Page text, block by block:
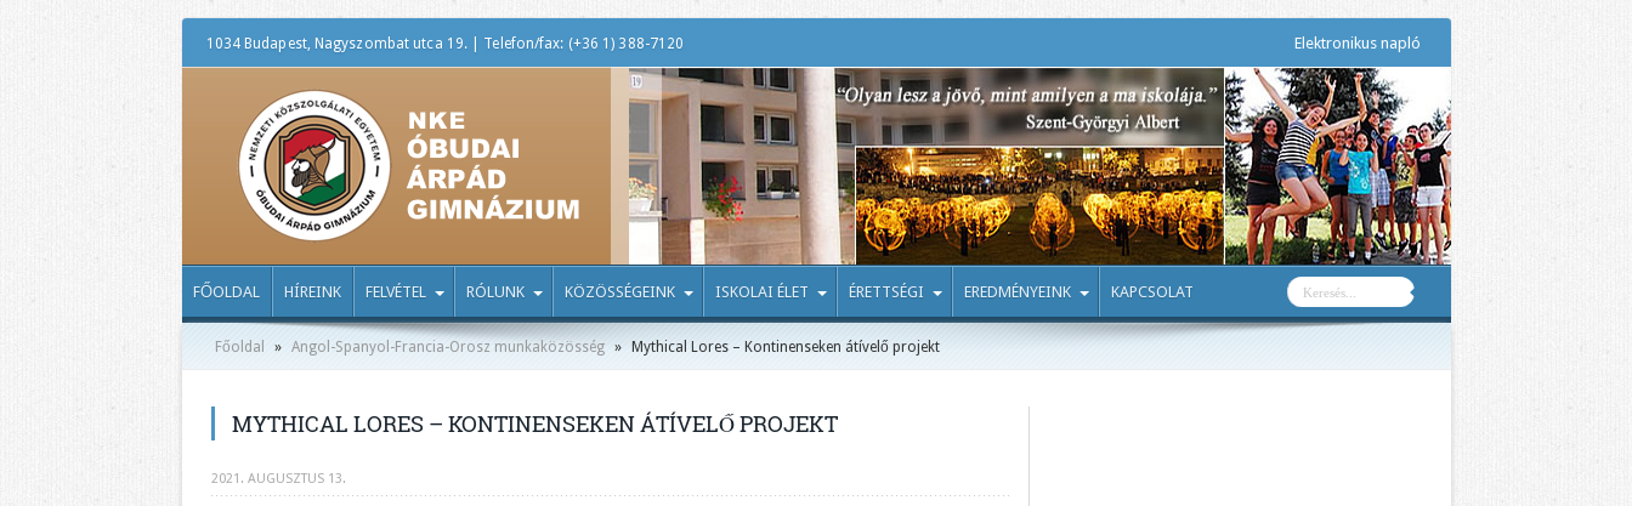
1034 Budapest, Nagyszombat utca 19. | Telefon/fax: (+36 1) 388-7120 Elektronikus napló
FŐOLDAL HÍREINK FELVÉTEL RÓLUNK KÖZÖSSÉGEINK ISKOLAI ÉLET ÉRETTSÉGI EREDMÉNYEINK KAPCSOLAT
Főoldal » Angol-Spanyol-Francia-Orosz munkaközösség » Mythical Lores – Kontinenseken átívelő projekt
MYTHICAL LORES – KONTINENSEKEN ÁTÍVELŐ PROJEKT
2021. AUGUSZTUS 13.